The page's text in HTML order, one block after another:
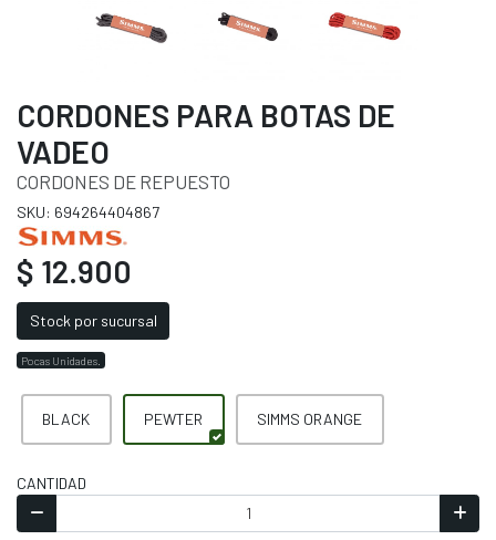
CORDONES PARA BOTAS DE
VADEO
CORDONES DE REPUESTO
SKU: 694264404867
$ 12.900
Stock por sucursal
Pocas Unidades.
BLACK PEWTER SIMMS ORANGE
CANTIDAD